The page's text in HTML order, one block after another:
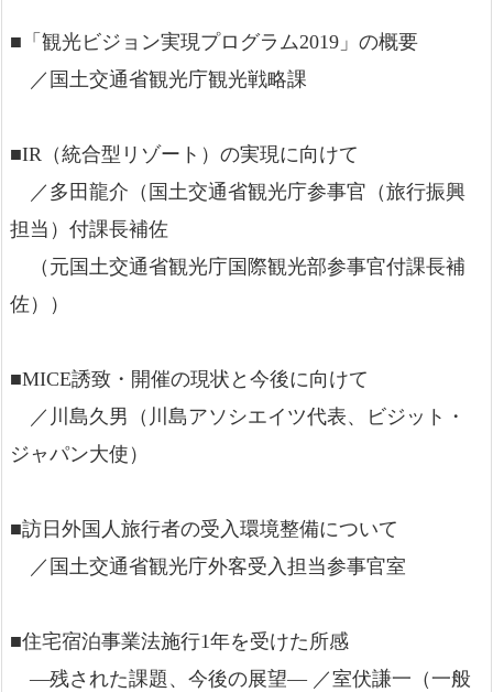
■「観光ビジョン実現プログラム2019」の概要
／国土交通省観光庁観光戦略課
■IR（統合型リゾート）の実現に向けて
／多田龍介（国土交通省観光庁参事官（旅行振興
担当）付課長補佐
（元国土交通省観光庁国際観光部参事官付課長補
佐））
■MICE誘致・開催の現状と今後に向けて
／川島久男（川島アソシエイツ代表、ビジット・
ジャパン大使）
■訪日外国人旅行者の受入環境整備について
／国土交通省観光庁外客受入担当参事官室
■住宅宿泊事業法施行1年を受けた所感
―残された課題、今後の展望― ／室伏謙一（一般